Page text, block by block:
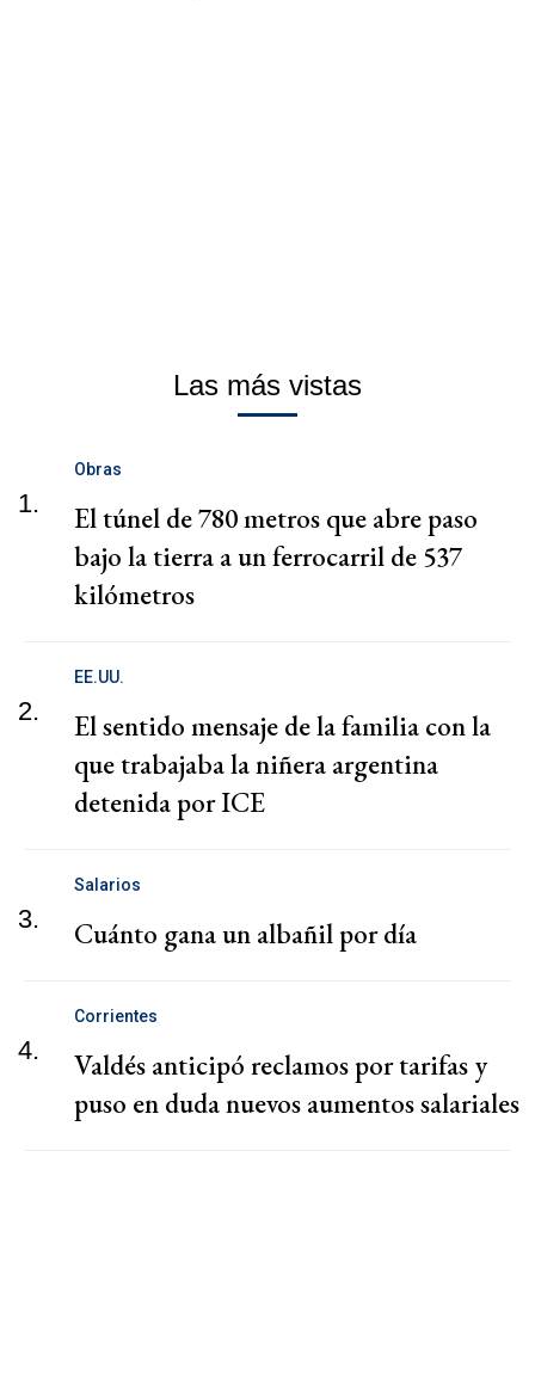
Las más vistas
1.
Obras
El túnel de 780 metros que abre paso
bajo la tierra a un ferrocarril de 537
kilómetros
2.
EE.UU.
El sentido mensaje de la familia con la
que trabajaba la niñera argentina
detenida por ICE
3.
Salarios
Cuánto gana un albañil por día
4.
Corrientes
Valdés anticipó reclamos por tarifas y
puso en duda nuevos aumentos salariales